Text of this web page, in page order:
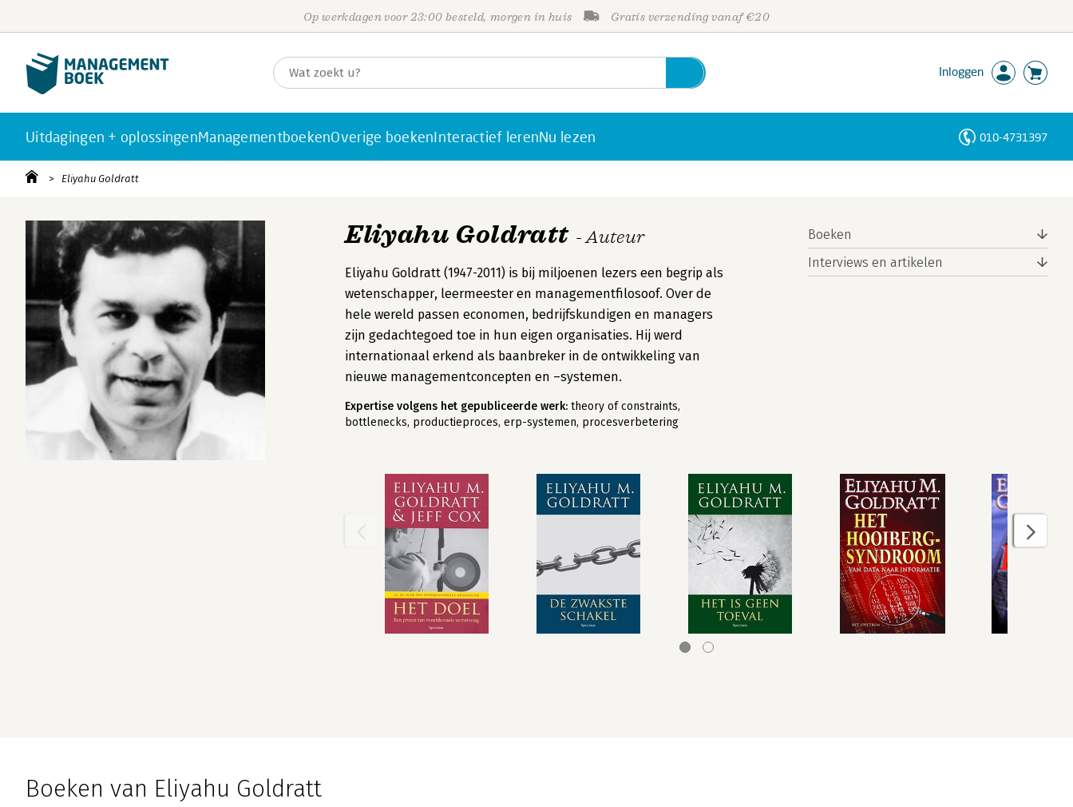
Op werkdagen voor 23:00 besteld, morgen in huis Gratis verzending vanaf €20
Inloggen
Uitdagingen + oplossingenManagementboekenOverige boekenInteractief lerenNu lezen 010-4731397
Eliyahu Goldratt
Eliyahu Goldratt - Auteur
Eliyahu Goldratt (1947-2011) is bij miljoenen lezers een begrip als
wetenschapper, leermeester en managementfilosoof. Over de
hele wereld passen economen, bedrijfskundigen en managers
zijn gedachtegoed toe in hun eigen organisaties. Hij werd
internationaal erkend als baanbreker in de ontwikkeling van
nieuwe managementconcepten en –systemen.
Expertise volgens het gepubliceerde werk: theory of constraints,
bottlenecks, productieproces, erp-systemen, procesverbetering
Boeken
Interviews en artikelen
Boeken van Eliyahu Goldratt
Personen